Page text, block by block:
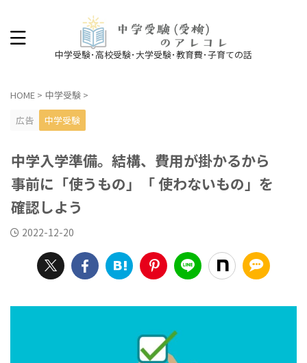
中学受験･高校受験･大学受験･教育費･子育ての話
HOME > 中学受験 >
広告
中学受験
中学入学準備。結構、費用が掛かるから
事前に「使うもの」「 使わないもの」を
確認しよう
2022-12-20